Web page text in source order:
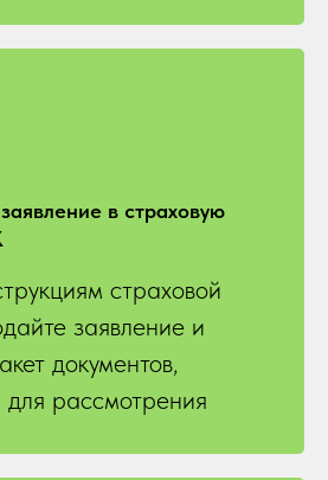
в страховую
страховой
заявление и
документов,
рассмотрения